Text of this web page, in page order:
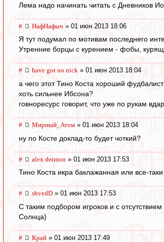
Лема надо начинать читать с Дневников
# НафНафыч » 01 июн 2013 18:06
Я тут подумал по мотивам последнего
Утренние борцы с курением - фобы,
# have got no nick » 01 июн 2013 18:04
а чего этот Тино Коста хороший
хоть сильнее Ибсона?
говноресурс говорит, что уже по рукам
# Мирный_Атом » 01 июн 2013 18:04
ну по Косте доклад-то будет чоткий?
# alex deimon » 01 июн 2013 17:53
Тино Коста икра баклажанная или все-
# shvedD » 01 июн 2013 17:53
С таким подбором игроков и с
Солнца)
# Край » 01 июн 2013 17:49